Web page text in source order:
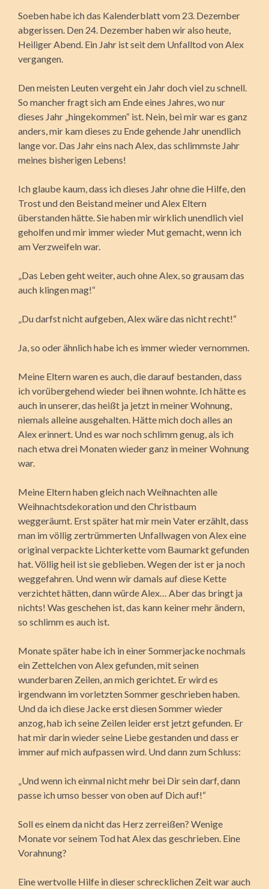
Soeben habe ich das Kalenderblatt vom 23. Dezember
abgerissen. Den 24. Dezember haben wir also heute,
Heiliger Abend. Ein Jahr ist seit dem Unfalltod von Alex
vergangen.
Den meisten Leuten vergeht ein Jahr doch viel zu schnell.
So mancher fragt sich am Ende eines Jahres, wo nur
dieses Jahr „hingekommen“ ist. Nein, bei mir war es ganz
anders, mir kam dieses zu Ende gehende Jahr unendlich
lange vor. Das Jahr eins nach Alex, das schlimmste Jahr
meines bisherigen Lebens!
Ich glaube kaum, dass ich dieses Jahr ohne die Hilfe, den
Trost und den Beistand meiner und Alex Eltern
überstanden hätte. Sie haben mir wirklich unendlich viel
geholfen und mir immer wieder Mut gemacht, wenn ich
am Verzweifeln war.
„Das Leben geht weiter, auch ohne Alex, so grausam das
auch klingen mag!“
„Du darfst nicht aufgeben, Alex wäre das nicht recht!“
Ja, so oder ähnlich habe ich es immer wieder vernommen.
Meine Eltern waren es auch, die darauf bestanden, dass
ich vorübergehend wieder bei ihnen wohnte. Ich hätte es
auch in unserer, das heißt ja jetzt in meiner Wohnung,
niemals alleine ausgehalten. Hätte mich doch alles an
Alex erinnert. Und es war noch schlimm genug, als ich
nach etwa drei Monaten wieder ganz in meiner Wohnung
war.
Meine Eltern haben gleich nach Weihnachten alle
Weihnachtsdekoration und den Christbaum
weggeräumt. Erst später hat mir mein Vater erzählt, dass
man im völlig zertrümmerten Unfallwagen von Alex eine
original verpackte Lichterkette vom Baumarkt gefunden
hat. Völlig heil ist sie geblieben. Wegen der ist er ja noch
weggefahren. Und wenn wir damals auf diese Kette
verzichtet hätten, dann würde Alex… Aber das bringt ja
nichts! Was geschehen ist, das kann keiner mehr ändern,
so schlimm es auch ist.
Monate später habe ich in einer Sommerjacke nochmals
ein Zettelchen von Alex gefunden, mit seinen
wunderbaren Zeilen, an mich gerichtet. Er wird es
irgendwann im vorletzten Sommer geschrieben haben.
Und da ich diese Jacke erst diesen Sommer wieder
anzog, hab ich seine Zeilen leider erst jetzt gefunden. Er
hat mir darin wieder seine Liebe gestanden und dass er
immer auf mich aufpassen wird. Und dann zum Schluss:
„Und wenn ich einmal nicht mehr bei Dir sein darf, dann
passe ich umso besser von oben auf Dich auf!“
Soll es einem da nicht das Herz zerreißen? Wenige
Monate vor seinem Tod hat Alex das geschrieben. Eine
Vorahnung?
Eine wertvolle Hilfe in dieser schrecklichen Zeit war auch